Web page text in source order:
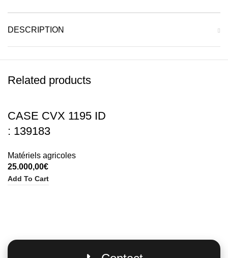
DESCRIPTION
Related products
CASE CVX 1195 ID
: 139183
Matériels agricoles
25.000,00€
Add To Cart